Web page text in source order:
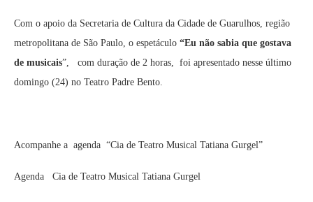
Com o apoio da Secretaria de Cultura da Cidade de Guarulhos, região
metropolitana de São Paulo, o espetáculo “Eu não sabia que gostava
de musicais”, com duração de 2 horas, foi apresentado nesse último
domingo (24) no Teatro Padre Bento.
Acompanhe a agenda “Cia de Teatro Musical Tatiana Gurgel”
Agenda Cia de Teatro Musical Tatiana Gurgel